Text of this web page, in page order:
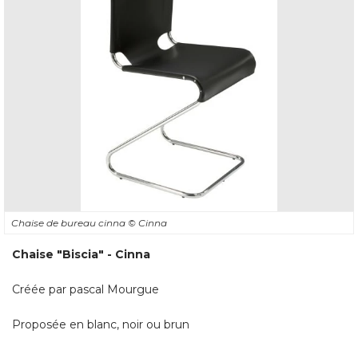
Chaise de bureau cinna © Cinna
Chaise "Biscia" - Cinna
Créée par pascal Mourgue
Proposée en blanc, noir ou brun